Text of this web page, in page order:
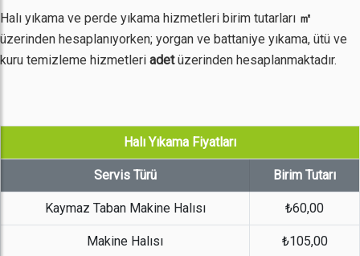
Halı yıkama ve perde yıkama hizmetleri birim tutarları ㎡
üzerinden hesaplanıyorken; yorgan ve battaniye yıkama, ütü ve
kuru temizleme hizmetleri adetüzerinden hesaplanmaktadır.
Halı Yıkama Fiyatları
Servis Türü Birim Tutarı
Kaymaz Taban Makine Halısı ₺60,00
Makine Halısı ₺105,00